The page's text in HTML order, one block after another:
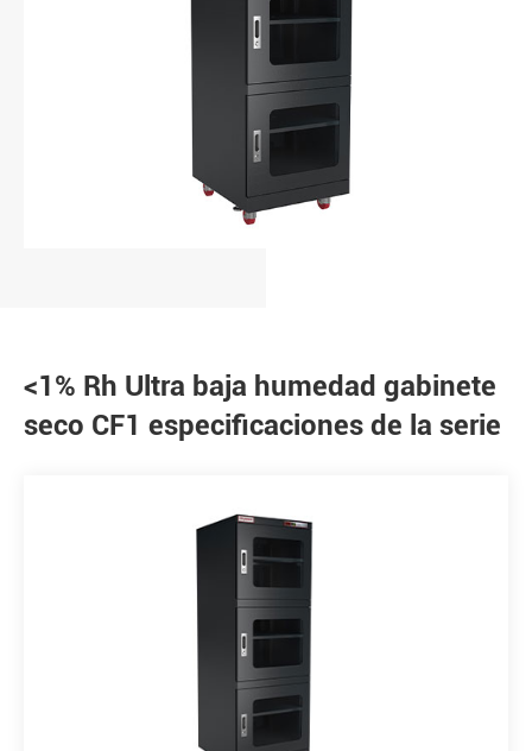
<1% Rh Ultra baja humedad gabinete
seco CF1 especificaciones de la serie